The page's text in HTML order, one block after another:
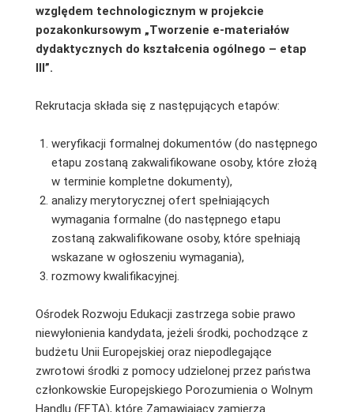
względem technologicznym w projekcie
pozakonkursowym „Tworzenie e-materiałów
dydaktycznych do kształcenia ogólnego – etap
III”.
Rekrutacja składa się z następujących etapów:
weryfikacji formalnej dokumentów (do następnego
etapu zostaną zakwalifikowane osoby, które złożą
w terminie kompletne dokumenty),
analizy merytorycznej ofert spełniających
wymagania formalne (do następnego etapu
zostaną zakwalifikowane osoby, które spełniają
wskazane w ogłoszeniu wymagania),
rozmowy kwalifikacyjnej.
Ośrodek Rozwoju Edukacji zastrzega sobie prawo
niewyłonienia kandydata, jeżeli środki, pochodzące z
budżetu Unii Europejskiej oraz niepodlegające
zwrotowi środki z pomocy udzielonej przez państwa
członkowskie Europejskiego Porozumienia o Wolnym
Handlu (EFTA), które Zamawiający zamierza